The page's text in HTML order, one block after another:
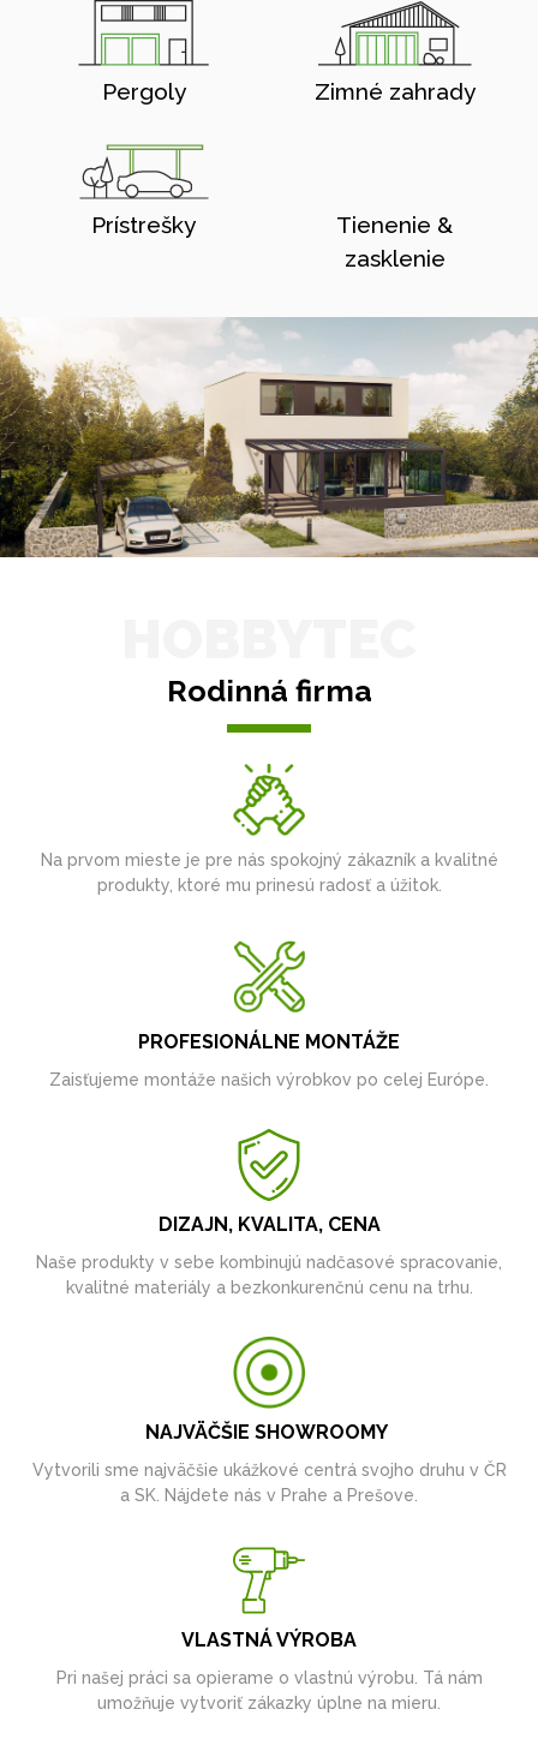
Pergoly Zimné zahrady
Prístrešky
Tienenie &
zasklenie
Rodinná firma
Na prvom mieste je pre nás spokojný zákazník a kvalitné
produkty, ktoré mu prinesú radosť a úžitok.
PROFESIONÁLNE MONTÁŽE
Zaisťujeme montáže našich výrobkov po celej Európe.
DIZAJN, KVALITA, CENA
Naše produkty v sebe kombinujú nadčasové spracovanie,
kvalitné materiály a bezkonkurenčnú cenu na trhu.
NAJVÄČŠIE SHOWROOMY
Vytvorili sme najväčšie ukážkové centrá svojho druhu v ČR
a SK. Nájdete nás v Prahe a Prešove.
VLASTNÁ VÝROBA
Pri našej práci sa opierame o vlastnú výrobu. Tá nám
umožňuje vytvoriť zákazky úplne na mieru.